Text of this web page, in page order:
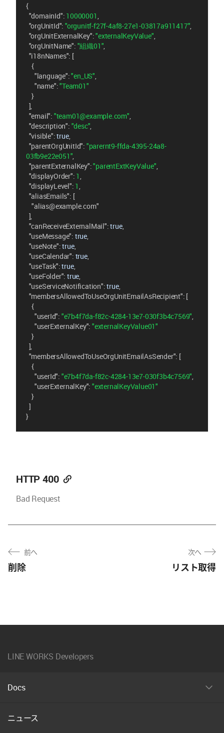
{
"domainId": 10000001
"orgUnitId": "orgunitf-f27f-4af8-27e1-03817a911417"
"orgUnitExternalKey": "externalKeyValue"
"orgUnitName": "組織01"
"i18nNames": [
    {
"language": "en_US"
"name": "Team01"
    }
  ],
"email": "team01@example.com"
"description": "desc"
"visible": true,
"parentOrgUnitId": "parernt9-ffda-4395-24a8-
03fb9e22e051"
"parentExternalKey": "parentExtKeyValue"
"displayOrder": 1
"displayLevel": 1
"aliasEmails": [
"alias@example.com"
  ],
"canReceiveExternalMail": true,
"useMessage": true
"useNote": true,
"useCalendar": true,
"useTask": true,
"useFolder": true
"useServiceNotification": true,
"membersAllowedToUseOrgUnitEmailAsRecipient": [
    {
"userId": "e7b4f7da-f82c-4284-13e7-030f3b4c7569"
"userExternalKey": "externalKeyValue01"
    }
  ],
"membersAllowedToUseOrgUnitEmailAsSender": [
    {
"userId": "e7b4f7da-f82c-4284-13e7-030f3b4c7569"
"userExternalKey": "externalKeyValue01"
    }
  ]
}
HTTP 400
Bad Request
前へ
削除
次へ
リスト取得
LINE WORKS Developers
Docs
펼
ニュース